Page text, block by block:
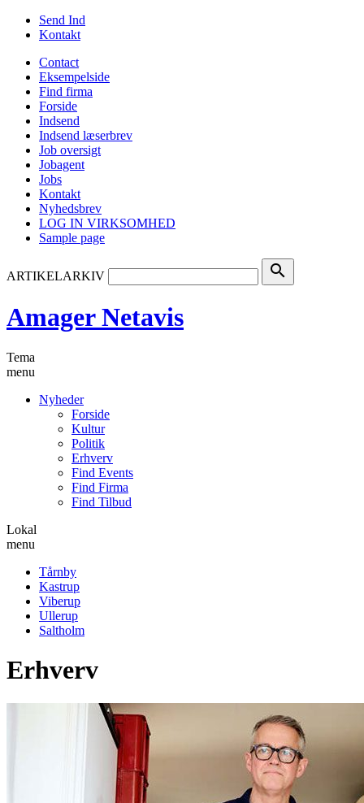
Send Ind
Kontakt
Contact
Eksempelside
Find firma
Forside
Indsend
Indsend læserbrev
Job oversigt
Jobagent
Jobs
Kontakt
Nyhedsbrev
LOG IN VIRKSOMHED
Sample page
ARTIKELARKIV search
Amager Netavis
Tema
menu
Nyheder
Forside
Kultur
Politik
Erhverv
Find Events
Find Firma
Find Tilbud
Lokal
menu
Tårnby
Kastrup
Viberup
Ullerup
Saltholm
Erhverv